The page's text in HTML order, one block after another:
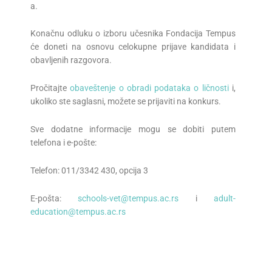
a.
Konačnu odluku o izboru učesnika Fondacija Tempus
će doneti na osnovu celokupne prijave kandidata i
obavljenih razgovora.
Pročitajteobaveštenje o obradi podataka o ličnostii,
ukoliko ste saglasni, možete se prijaviti na konkurs.
Sve dodatne informacije mogu se dobiti putem
telefona i e-pošte:
Telefon: 011/3342 430, opcija 3
E-pošta: schools-vet@tempus.ac.rs iadult-
education@tempus.ac.rs